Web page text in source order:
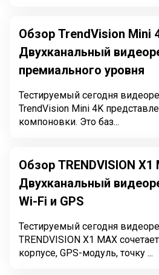
Обзор TrendVision Mini
Двухканальный
премиального уровня
Тестируемый сегодня
TrendVision Mini 4K
компоновки. Это баз...
Обзор TRENDVISION X1
Двухканальный
Wi-Fi и GPS
Тестируемый сегодня
TRENDVISION X1 MAX
корпусе, GPS-модуль, точку ...